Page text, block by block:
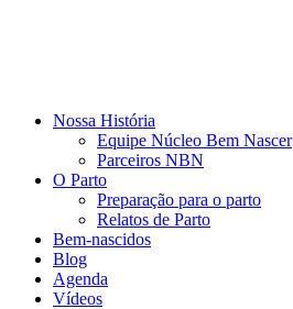
Nossa História
Equipe Núcleo Bem Nascer
Parceiros NBN
O Parto
Preparação para o parto
Relatos de Parto
Bem-nascidos
Blog
Agenda
Vídeos